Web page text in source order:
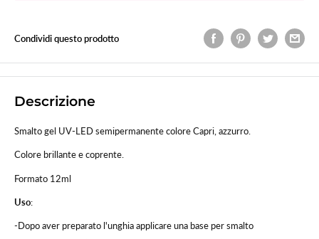
Condividi questo prodotto
Descrizione
Smalto gel UV-LED semipermanente colore Capri, azzurro.
Colore brillante e coprente.
Formato 12ml
Uso:
-Dopo aver preparato l'unghia applicare una base per smalto